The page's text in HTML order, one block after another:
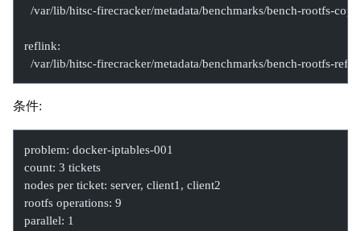
/var/lib/hitsc-firecracker/metadata/benchmarks/bench-rootfs-
reflink:
/var/lib/hitsc-firecracker/metadata/benchmarks/bench-rootfs-
条件:
problem: docker-iptables-001
count: 3 tickets
nodes per ticket: server, client1, client2
rootfs operations: 9
parallel: 1